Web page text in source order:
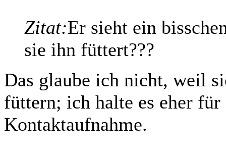
Zitat:Er sieht ein
sie ihn füttert???
Das glaube ich nicht, weil
füttern; ich halte es eher
Kontaktaufnahme.